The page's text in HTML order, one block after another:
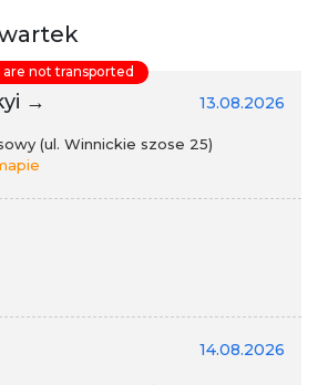
→ 13.08.2026
(ul. Winnickie szose 25)
14.08.2026
are not transported